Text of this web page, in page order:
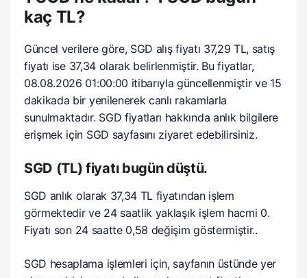
kaç TL?
Güncel verilere göre, SGD alış fiyatı 37,29 TL, satış
fiyatı ise 37,34 olarak belirlenmiştir. Bu fiyatlar,
08.08.2026 01:00:00 itibarıyla güncellenmiştir ve 15
dakikada bir yenilenerek canlı rakamlarla
sunulmaktadır. SGD fiyatları hakkında anlık bilgilere
erişmek için SGD sayfasını ziyaret edebilirsiniz.
SGD (TL) fiyatı bugün düştü.
SGD anlık olarak 37,34 TL fiyatından işlem
görmektedir ve 24 saatlik yaklaşık işlem hacmi 0.
Fiyatı son 24 saatte 0,58 değişim göstermiştir..
SGD hesaplama işlemleri için, sayfanın üstünde yer